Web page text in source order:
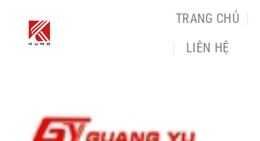
TRANG CHỦ
LIÊN HỆ